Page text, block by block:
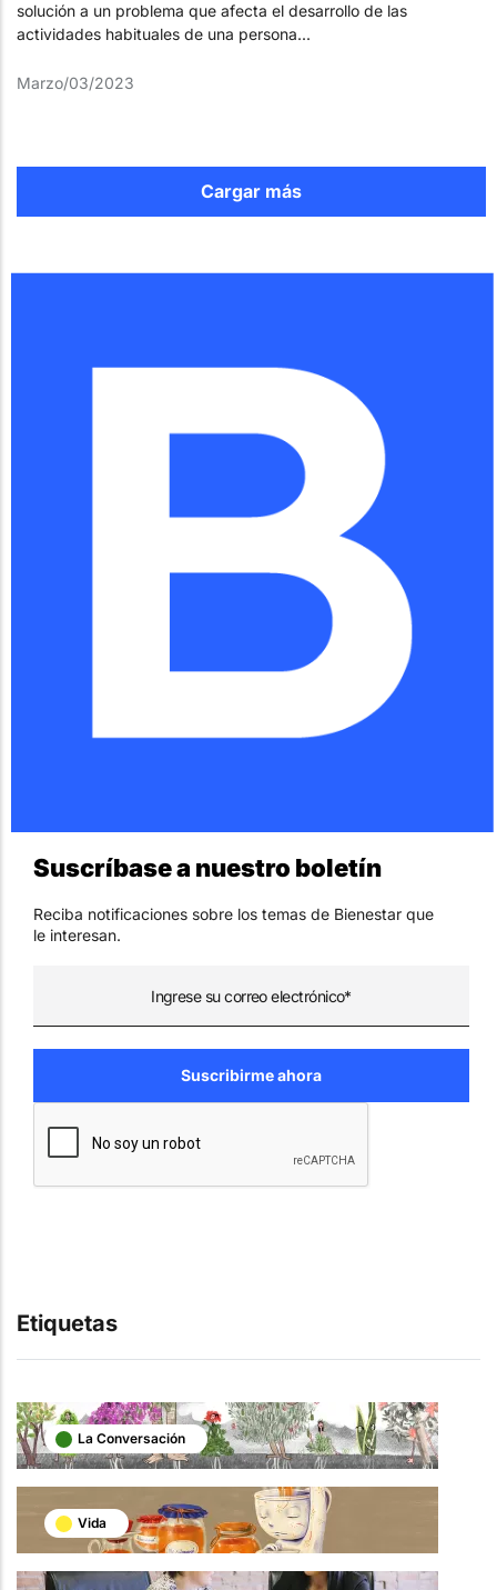
solución a un problema que afecta el desarrollo de las
actividades habituales de una persona...
Marzo/03/2023
Cargar más
Suscríbase a nuestro boletín
Reciba notificaciones sobre los temas de Bienestar que
le interesan.
Etiquetas
La Conversación
Vida